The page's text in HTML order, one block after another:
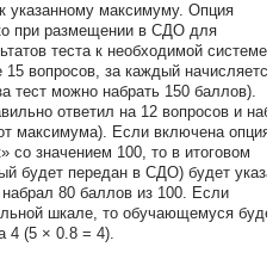
указанному максимуму. Опция
при размещении в СДО для
теста к необходимой системе.
15 вопросов, за каждый
тест можно набрать 150 баллов).
ответил на 12 вопросов и
максимума). Если включена опция
со значением 100, то в итоговом
будет передан в СДО) будет
набрал 80 баллов из 100. Если
шкале, то обучающемуся будет
4 (5 × 0.8 = 4).